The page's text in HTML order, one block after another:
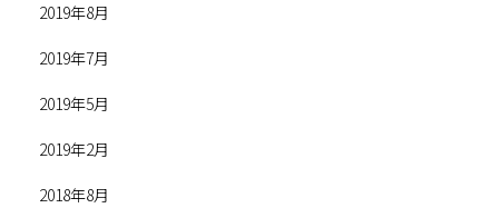
2019年8月
2019年7月
2019年5月
2019年2月
2018年8月